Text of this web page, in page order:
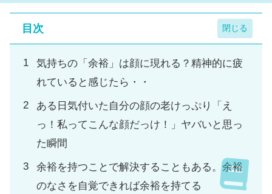
目次
気持ちの「余裕」は顔に現れる？精神的に疲
れていると感じたら・・
ある日気付いた自分の顔の老けっぷり「え
っ！私ってこんな顔だっけ！」ヤバいと思っ
た瞬間
余裕を持つことで解決することもある。余裕
のなさを自覚できれば余裕を持てる